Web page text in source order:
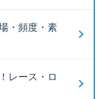
・頻度・素
レース・ロ